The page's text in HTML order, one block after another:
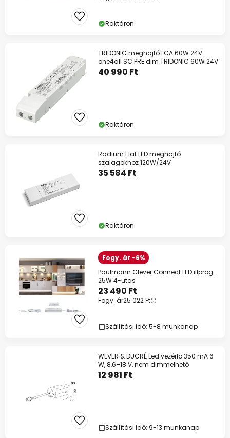
Raktáron
TRIDONIC meghajtó LCA 60W 24V
one4all SC PRE dim TRIDONIC 60W 24V
40 990 Ft
Raktáron
Radium Flat LED meghajtó
szalagokhoz 120W/24V
35 584 Ft
Raktáron
Fogy. ár -6%
Paulmann Clever Connect LED illprog.
25W 4-utas
23 490 Ft
Fogy. ár25 022 Ft
Szállítási idő: 5-8 munkanap
WEVER & DUCRÉ Led vezérlő 350 mA 6
W, 8,6–18 V, nem dimmelhető
12 981 Ft
Szállítási idő: 9-13 munkanap